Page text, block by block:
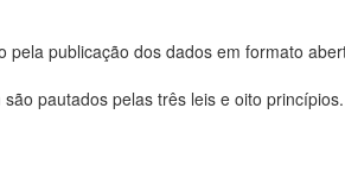
pela publicação dos dados em formato
pautados pelas três leis e oito princípios.